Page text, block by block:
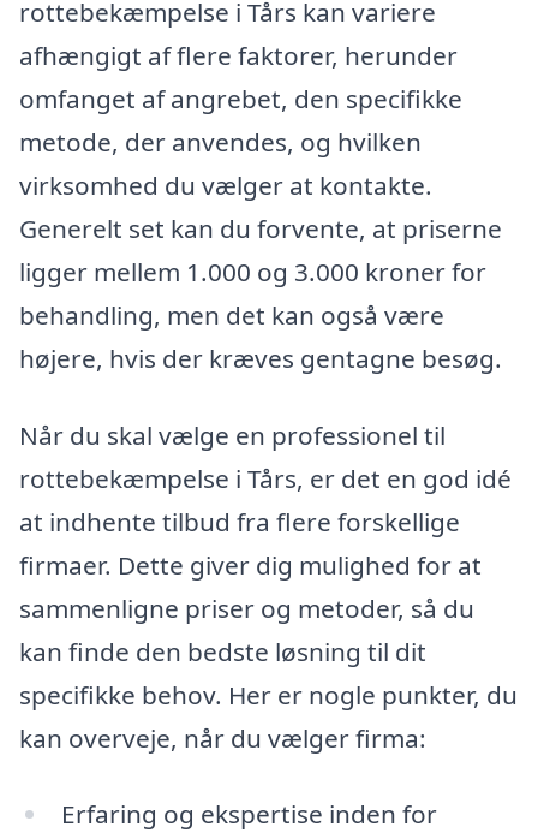
rottebekæmpelse i Tårs kan variere
afhængigt af flere faktorer, herunder
omfanget af angrebet, den specifikke
metode, der anvendes, og hvilken
virksomhed du vælger at kontakte.
Generelt set kan du forvente, at priserne
ligger mellem 1.000 og 3.000 kroner for
behandling, men det kan også være
højere, hvis der kræves gentagne besøg.
Når du skal vælge en professionel til
rottebekæmpelse i Tårs, er det en god idé
at indhente tilbud fra flere forskellige
firmaer. Dette giver dig mulighed for at
sammenligne priser og metoder, så du
kan finde den bedste løsning til dit
specifikke behov. Her er nogle punkter, du
kan overveje, når du vælger firma:
Erfaring og ekspertise inden for